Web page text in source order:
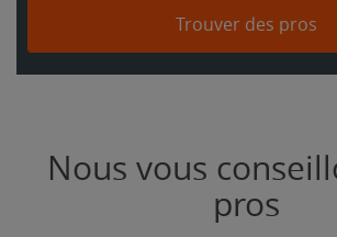
Trouver des pros
Nous vous
pros